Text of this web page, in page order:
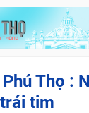
Thọ :
tim